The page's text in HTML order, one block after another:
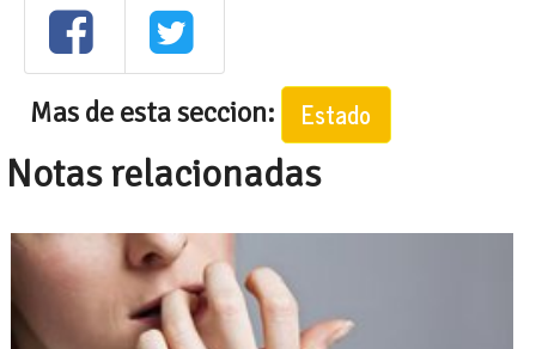
Mas de esta seccion: Estado
Notas relacionadas